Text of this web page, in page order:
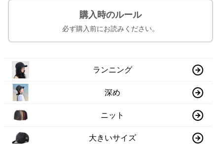
購入時のルール
必ず購入前にお読みください。
ランニング
深め
ニット
大きいサイズ